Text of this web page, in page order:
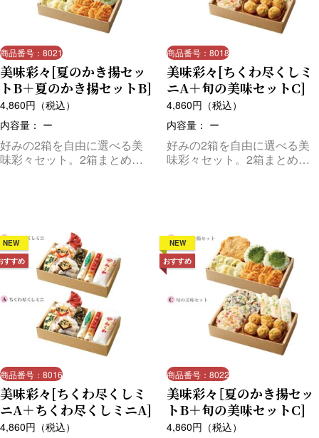
商品番号：8021
美味彩々[夏のかき揚セッ
トB＋夏のかき揚セットB]
4,860円（税込）
内容量： ー
好みの2箱を自由に選べる美
味彩々セット。2箱まとめて
商品番号：8018
美味彩々[ちくわ尽くしミ
ニA＋旬の美味セットC]
4,860円（税込）
内容量： ー
好みの2箱を自由に選べる美
味彩々セット。2箱まとめて
NEW
すすめ
商品番号：8016
美味彩々[ちくわ尽くしミ
ニA＋ちくわ尽くしミニA]
4,860円（税込）
NEW
おすすめ
商品番号：8022
美味彩々［夏のかき揚セッ
トB＋旬の美味セットC]
4,860円（税込）